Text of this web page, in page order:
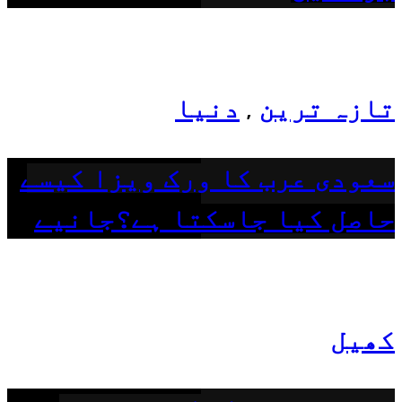
تازہ ترین , دنیا
سعودی عرب کا ورک ویزا کیسے
حاصل کیا جاسکتا ہے؟جانیے
کھیل